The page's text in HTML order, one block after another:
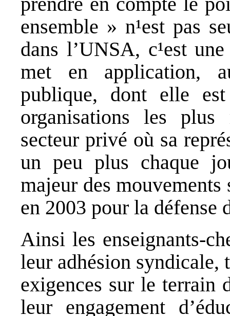
ensemble » n¹est pas
dans l’UNSA, c¹est
met en application,
publique, dont elle
organisations les plus
secteur privé où sa
un peu plus chaque
majeur des
en 2003 pour la défense
Ainsi les enseignants-
leur adhésion syndicale,
exigences sur le terrain
leur engagement